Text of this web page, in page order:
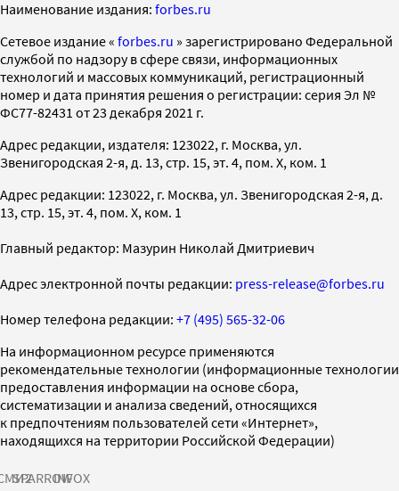
Наименование издания: forbes.ru
Cетевое издание « forbes.ru » зарегистрировано Федеральной
службой по надзору в сфере связи, информационных
технологий и массовых коммуникаций, регистрационный
номер и дата принятия решения о регистрации: серия Эл №
ФС77-82431 от 23 декабря 2021 г.
Адрес редакции, издателя: 123022, г. Москва, ул.
Звенигородская 2-я, д. 13, стр. 15, эт. 4, пом. X, ком. 1
Адрес редакции: 123022, г. Москва, ул. Звенигородская 2-я, д.
13, стр. 15, эт. 4, пом. X, ком. 1
Главный редактор: Мазурин Николай Дмитриевич
Адрес электронной почты редакции: press-release@forbes.ru
Номер телефона редакции: +7 (495) 565-32-06
На информационном ресурсе применяются
рекомендательные технологии (информационные технологии
предоставления информации на основе сбора,
систематизации и анализа сведений, относящихся
к предпочтениям пользователей сети «Интернет»,
находящихся на территории Российской Федерации)
SPARROWINFOX